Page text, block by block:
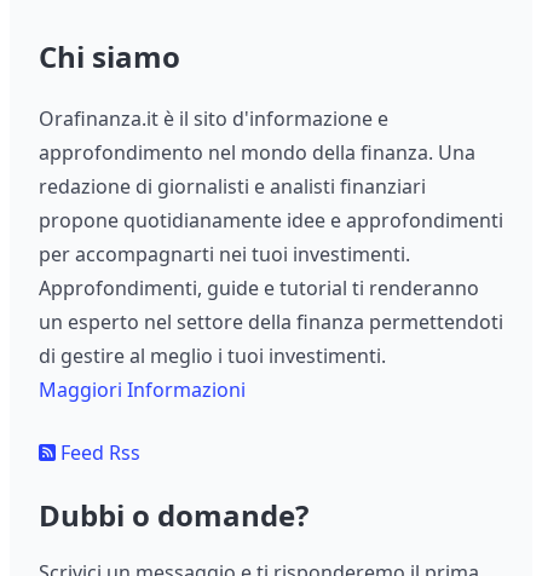
Chi siamo
Orafinanza.it è il sito d'informazione e
approfondimento nel mondo della finanza. Una
redazione di giornalisti e analisti finanziari
propone quotidianamente idee e approfondimenti
per accompagnarti nei tuoi investimenti.
Approfondimenti, guide e tutorial ti renderanno
un esperto nel settore della finanza permettendoti
di gestire al meglio i tuoi investimenti.
Maggiori Informazioni
Feed Rss
Dubbi o domande?